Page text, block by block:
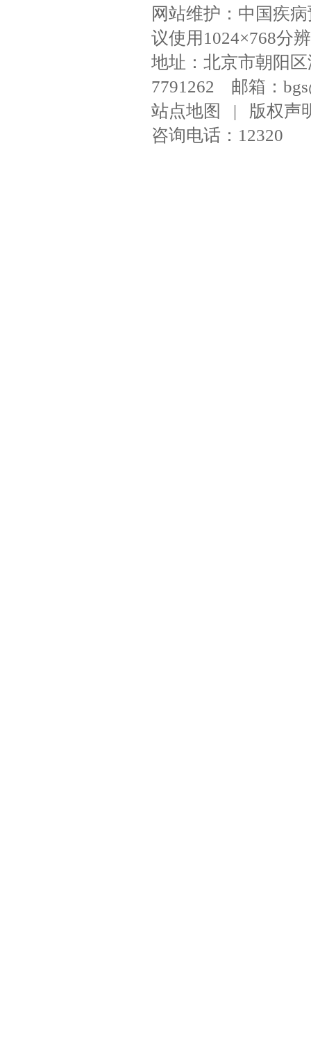
网站维护：中国疾
议使用1024×768分
地址：北京市朝阳
7791262 邮箱：
站点地图
| 版权声
咨询电话：12320